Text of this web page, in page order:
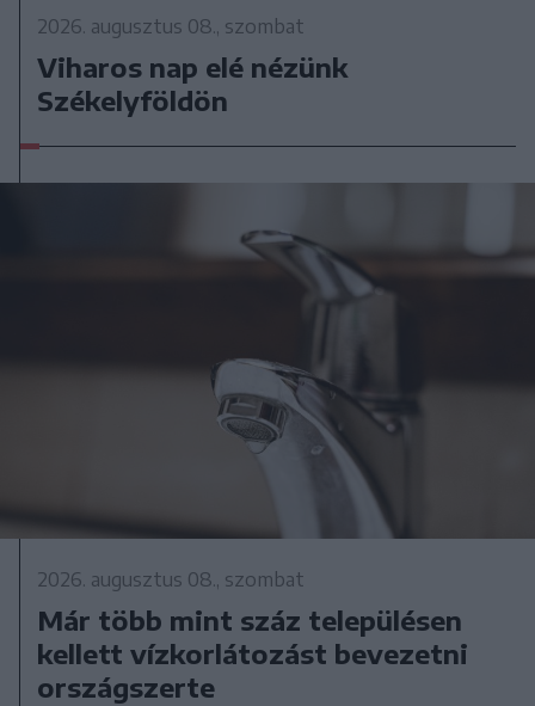
2026. augusztus 08., szombat
Viharos nap elé nézünk
Székelyföldön
2026. augusztus 08., szombat
Már több mint száz településen
kellett vízkorlátozást bevezetni
országszerte